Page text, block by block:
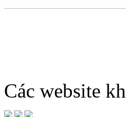
Các website